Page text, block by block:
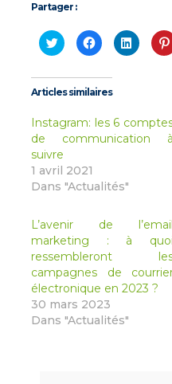
Partager :
Cliquez
pour
partager
Twitter(ouvre
dans
une
Cliquez
pour
partager
Facebook(ouvre
dans
une
fenêtre)
Cliquez
pour
partager
fenêtre)
Articles similaires
Instagram: les 6
de communication à
suivre
1 avril 2021
Dans "Actualités"
L’avenir de l’email
marketing : à quoi
ressembleront
campagnes de
électronique en 2023 ?
30 mars 2023
Dans "Actualités"